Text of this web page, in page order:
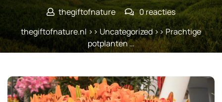
thegiftofnature
0 reacties
thegiftofnature.nl>> Uncategorized>> Prachtige
potplanten …